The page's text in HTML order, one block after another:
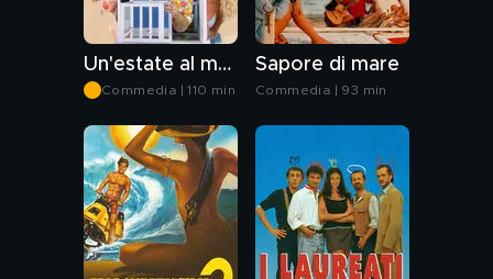
Un'estate al mare
Commedia | 110 min
Sapore di mare
Commedia | 93 min